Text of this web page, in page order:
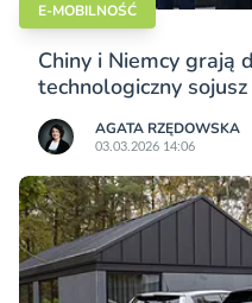
E-MOBILNOŚĆ
Chiny i Niemcy grają
technologiczny
AGATA RZĘDOWSKA
03.03.2026 14:06